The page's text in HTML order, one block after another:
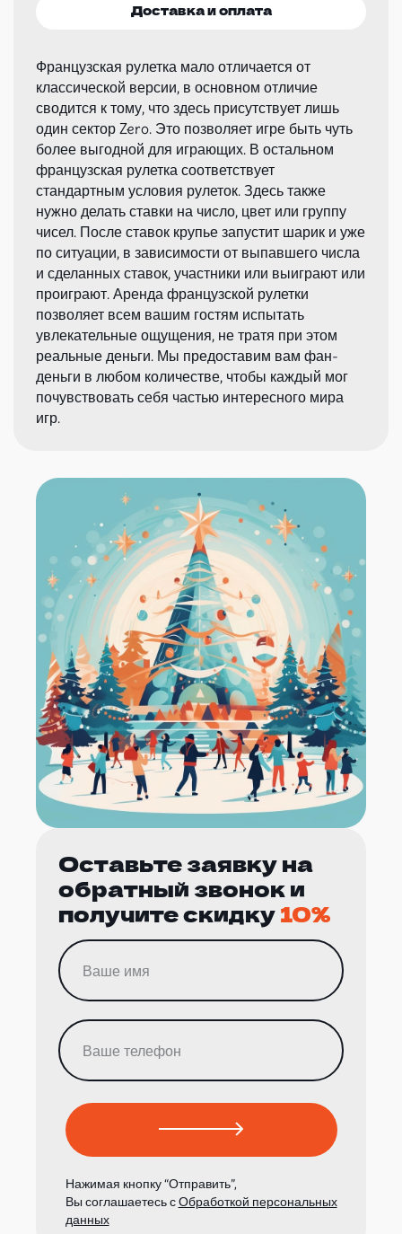
Доставка и оплата
Французская рулетка мало отличается от
классической версии, в основном отличие
сводится к тому, что здесь присутствует лишь
один сектор Zero. Это позволяет игре быть чуть
более выгодной для играющих. В остальном
французская рулетка соответствует
стандартным условия рулеток. Здесь также
нужно делать ставки на число, цвет или группу
чисел. После ставок крупье запустит шарик и уже
по ситуации, в зависимости от выпавшего числа
и сделанных ставок, участники или выиграют или
проиграют. Аренда французской рулетки
позволяет всем вашим гостям испытать
увлекательные ощущения, не тратя при этом
реальные деньги. Мы предоставим вам фан-
деньги в любом количестве, чтобы каждый мог
почувствовать себя частью интересного мира
игр.
Оставьте заявку на
обратный звонок и
получите скидку10%
Нажимая кнопку “Отправить”,
Вы соглашаетесь сОбработкой персональных
данных